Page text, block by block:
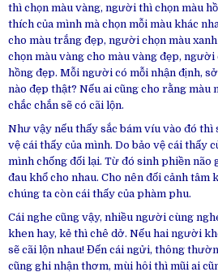
thì chọn màu vàng, người thì chọn màu
thích của mình mà chọn mỗi màu khác
cho màu trắng đẹp, người chọn màu
chọn màu vàng cho màu vàng đẹp, người
hồng đẹp. Mỗi người có mỗi nhận định,
nào đẹp thật? Nếu ai cũng cho rằng màu
chắc chắn sẽ có cãi lộn.
Như vậy nếu thấy sắc bám víu vào đó
vệ cái thấy của mình. Do bảo vệ cái thấy
mình chống đối lại. Từ đó sinh phiền não
đau khổ cho nhau. Cho nên đối cảnh tâm
chúng ta còn cái thấy của phàm phu.
Cái nghe cũng vậy, nhiều người cùng
khen hay, kẻ thì chê dở. Nếu hai người
sẽ cãi lộn nhau! Đến cái ngửi, thông
cũng ghi nhận thơm, mùi hôi thì mũi ai